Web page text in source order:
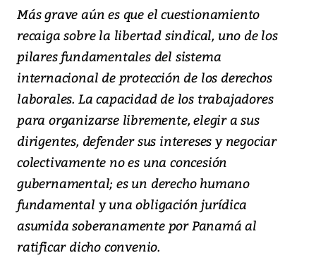
Más grave aún es que el cuestionamiento
recaiga sobre la libertad sindical, uno de los
pilares fundamentales del sistema
internacional de protección de los derechos
laborales. La capacidad de los trabajadores
para organizarse libremente, elegir a sus
dirigentes, defender sus intereses y negociar
colectivamente no es una concesión
gubernamental; es un derecho humano
fundamental y una obligación jurídica
asumida soberanamente por Panamá al
ratificar dicho convenio.